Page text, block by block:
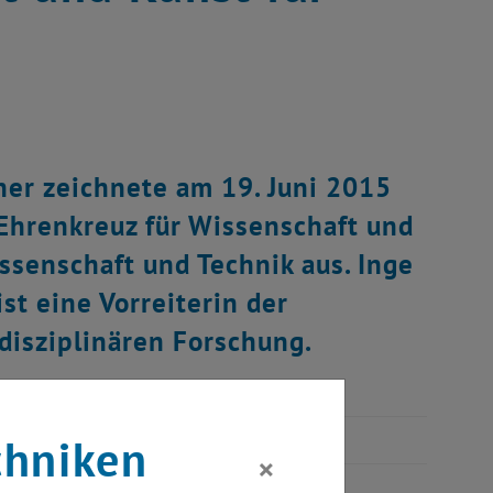
zeichnete am 19. Juni 2015
für Wissenschaft und
und Technik aus. Inge
eine Vorreiterin der
Forschung.
×